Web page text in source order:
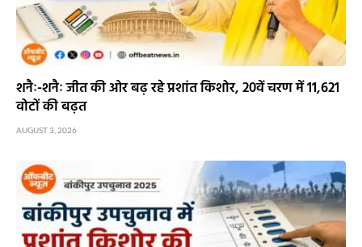
शनैः-शनैः जीत की ओर बढ़ रहे प्रशांत किशोर, 20वें चरण में 11,621
वोटों की बढ़त
AUGUST 3, 2026